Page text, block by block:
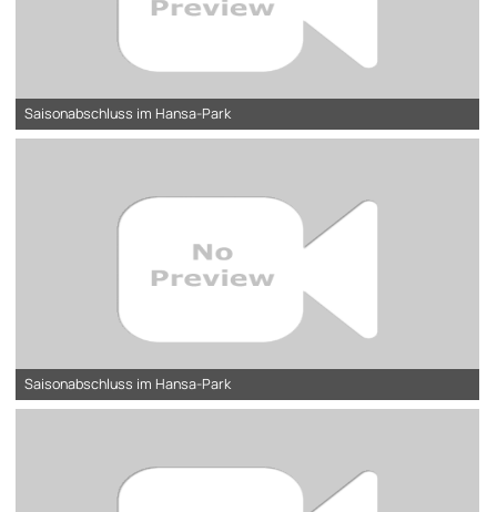
Saisonabschluss im Hansa-Park
Saisonabschluss im Hansa-Park